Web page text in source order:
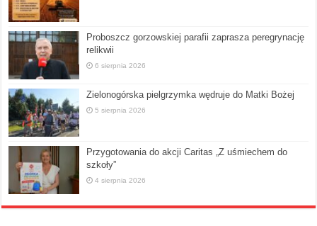
Proboszcz gorzowskiej parafii zaprasza peregrynację
relikwii
6 sierpnia 2026
Zielonogórska pielgrzymka wędruje do Matki Bożej
5 sierpnia 2026
Przygotowania do akcji Caritas „Z uśmiechem do
szkoły”
4 sierpnia 2026